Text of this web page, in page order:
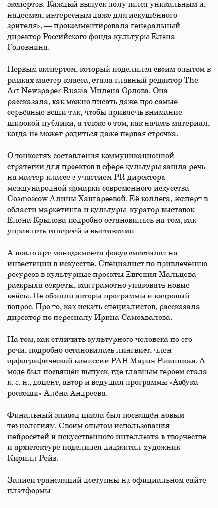
экспертов. Каждый выпуск получился уникальным и,
надеемся, интересным даже для искушённого
зрителя», — прокомментировала генеральный
директор Российского фонда культуры Елена
Головнина.
Первым экспертом, который поделился своим опытом в
рамках мастер-класса, стала главный редактор The
Art Newspaper Russia Милена Орлова. Она
рассказала, как можно писать даже про самые
серьёзные вещи так, чтобы привлечь внимание
широкой публики, а также о том, как начать материал,
когда не может родиться даже первая строчка.
О тонкостях составления коммуникационной
стратегии для проектов в сфере культуры зашла речь
на мастер-классе с участием PR-директора
международной ярмарки современного искусства
Cosmoscow Алины Хангареевой. Её коллега, эксперт в
области маркетинга и культуры, куратор выставок
Елена Крылова подробно остановилась на том, как
управлять галереей и выставками.
А после арт-менеджмента фокус сместился на
инвестиции в искусстве. Специалист по привлечению
ресурсов в культурные проекты Евгения Мальцева
раскрыла секреты, как грамотно упаковать новые
кейсы. Не обошли авторы программы и кадровый
вопрос. Про то, как искать специалистов, рассказала
директор по персоналу Ирина Самохвалова.
На том, как отличить культурного человека по его
речи, подробно остановилась лингвист, член
орфографической комиссии РАН Мария Ровинская. А
моде был посвящён выпуск, где главным героем стала
к. э. н., доцент, автор и ведущая программы «Азбука
роскоши» Алёна Андреева.
Финальный эпизод цикла был посвящён новым
технологиям. Своим опытом использования
нейросетей и искусственного интеллекта в творчестве
и архитектуре поделился диджитал-художник
Кирилл Рейв.
Записи трансляций доступны на официальном сайте
платформы